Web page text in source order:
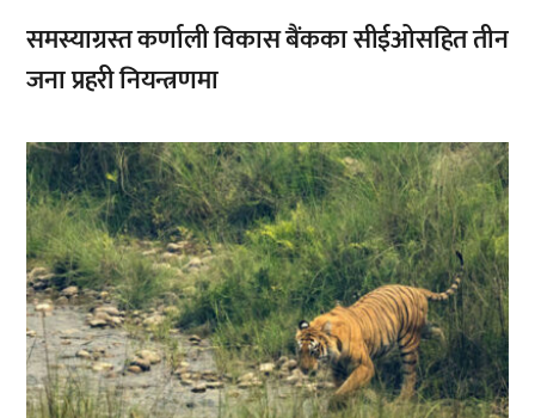
समस्याग्रस्त कर्णाली विकास बैंकका सीईओसहित तीन
जना प्रहरी नियन्त्रणमा
,